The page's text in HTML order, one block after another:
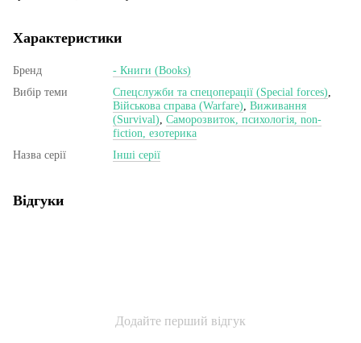
Характеристики
Бренд
- Книги (Books)
Вибір теми
Спецслужби та спецоперації (Special forces),
Військова справа (Warfare), Виживання
(Survival), Саморозвиток, психологія, non-
fiction, езотерика
Назва серії
Інші серії
Відгуки
Додайте перший відгук